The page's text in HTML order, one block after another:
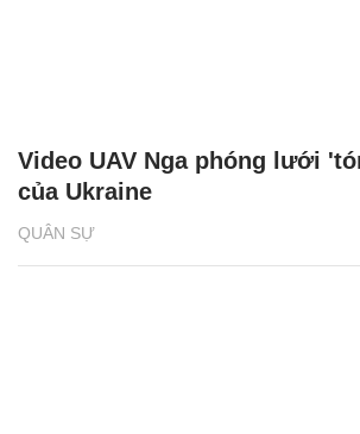
QUÂN SỰ
Video UAV Nga phóng lưới
của Ukraine